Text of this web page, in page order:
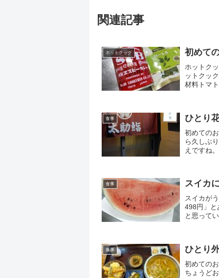
関連記事
ホットクック 初めて
ホットク
ットクッ
材料トマ
食事 ひとり
初めての
ら久しぶ
えですね
食事 スイカ
スイカが
498円」と
と思って
食事 ひとり
初めての
ちょうど